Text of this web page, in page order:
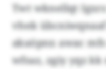
Twt wknellqt
vhek
akaöpnx awac
wfsaz, zgiy yqz